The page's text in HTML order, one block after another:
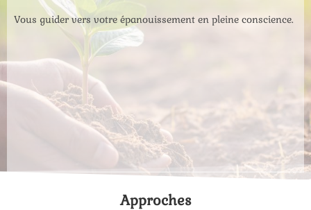
Vous guider vers votre épanouissement en pleine conscience.
Approches